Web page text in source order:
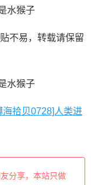
不易，转载请保留
海拾贝0728]人类进
分享，本站只做